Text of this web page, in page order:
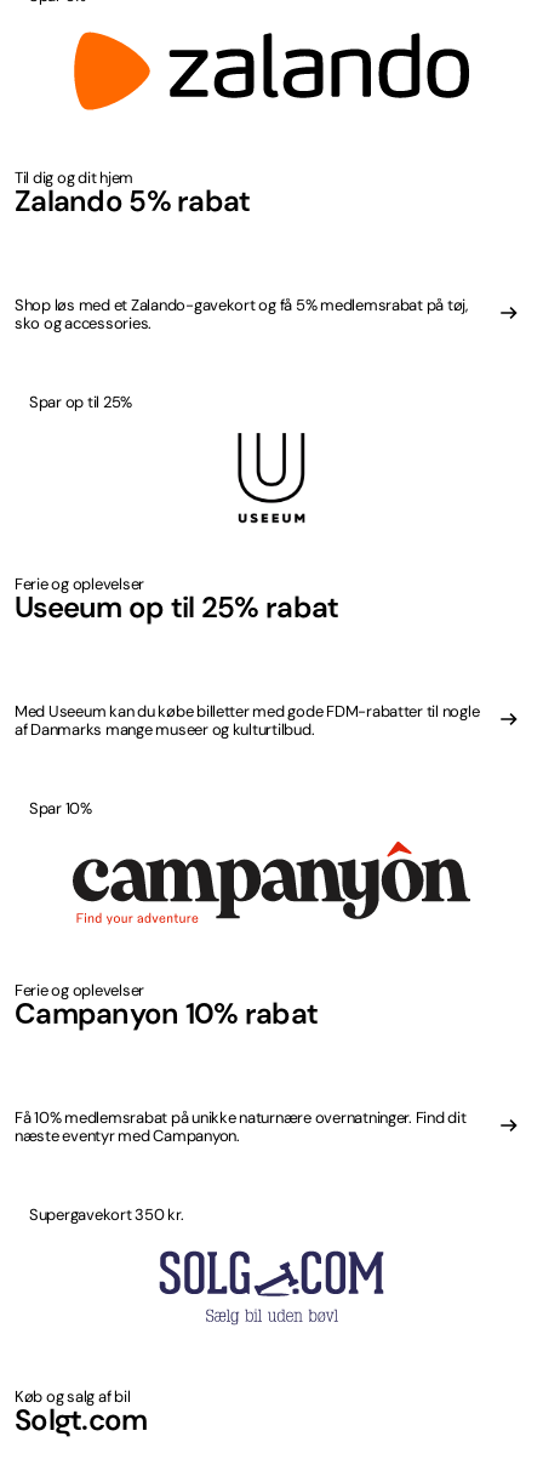
Zalando 5% rabat
Til dig og dit hjem
Shop løs med et Zalando-gavekort og få 5% medlemsrabat på tøj,
sko og accessories.
Useeum op til 25% rabat
Ferie og oplevelser
Med Useeum kan du købe billetter med gode FDM-rabatter til nogle
af Danmarks mange museer og kulturtilbud.
Spar op til 25%
Campanyon 10% rabat
Ferie og oplevelser
Få 10% medlemsrabat på unikke naturnære overnatninger. Find dit
næste eventyr med Campanyon.
Spar 10%
Solgt.com
Køb og salg af bil
Supergavekort 350 kr.